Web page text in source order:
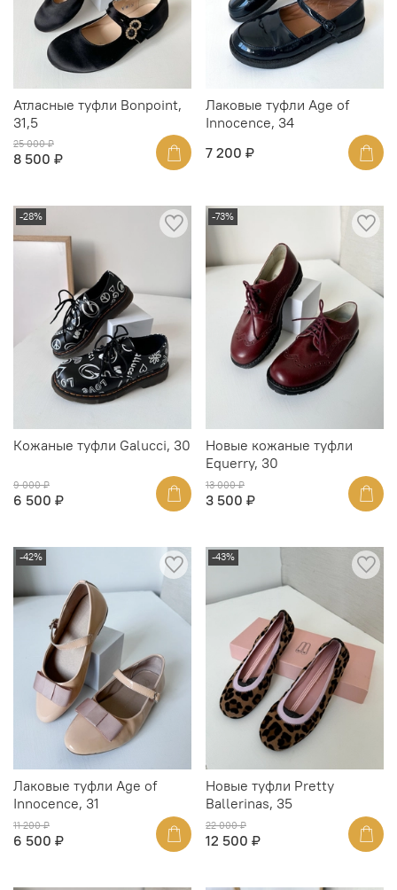
Атласные туфли Bonpoint,
31,5
25 000 ₽
8 500 ₽
Лаковые туфли Age of
Innocence, 34
7 200 ₽
-28%
Кожаные туфли Galucci, 30
9 000 ₽
6 500 ₽
-73%
Новые кожаные туфли
Equerry, 30
13 000 ₽
3 500 ₽
-42%
Лаковые туфли Age of
Innocence, 31
11 200 ₽
6 500 ₽
-43%
Новые туфли Pretty
Ballerinas, 35
22 000 ₽
12 500 ₽